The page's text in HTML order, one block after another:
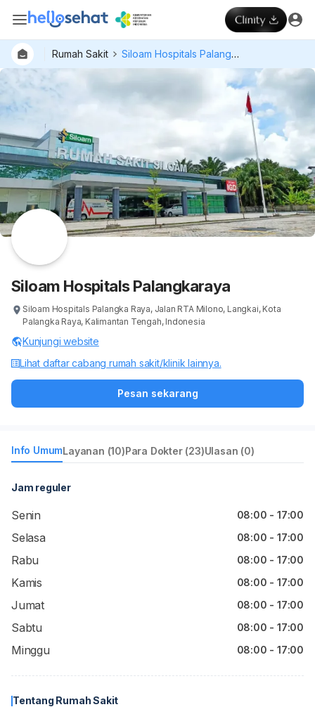
Rumah Sakit Siloam Hospitals Palangkaraya
Siloam Hospitals Palangkaraya
Siloam Hospitals Palangka Raya, Jalan RTA Milono, Langkai, Kota
Palangka Raya, Kalimantan Tengah, Indonesia
Kunjungi website
Lihat daftar cabang rumah sakit/klinik lainnya.
Pesan sekarang
Info UmumLayanan (10)Para Dokter (23)Ulasan (0)
Jam reguler
Senin 08:00 - 17:00
Selasa 08:00 - 17:00
Rabu 08:00 - 17:00
Kamis 08:00 - 17:00
Jumat 08:00 - 17:00
Sabtu 08:00 - 17:00
Minggu 08:00 - 17:00
Tentang Rumah Sakit